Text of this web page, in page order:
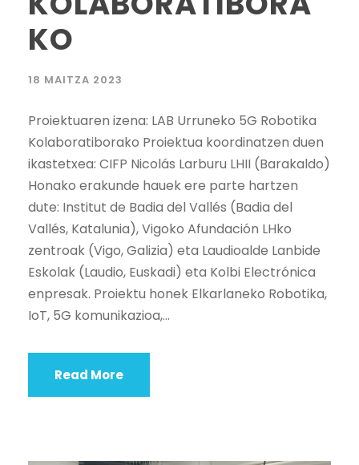
KO
18 MAITZA 2023
Proiektuaren izena: LAB Urruneko 5G Robotika
Kolaboratiborako Proiektua koordinatzen duen
ikastetxea: CIFP Nicolás Larburu LHII (Barakaldo)
Honako erakunde hauek ere parte hartzen
dute: Institut de Badia del Vallés (Badia del
Vallés, Katalunia), Vigoko Afundación LHko
zentroak (Vigo, Galizia) eta Laudioalde Lanbide
Eskolak (Laudio, Euskadi) eta Kolbi Electrónica
enpresak. Proiektu honek Elkarlaneko Robotika,
IoT, 5G komunikazioa,...
Read More